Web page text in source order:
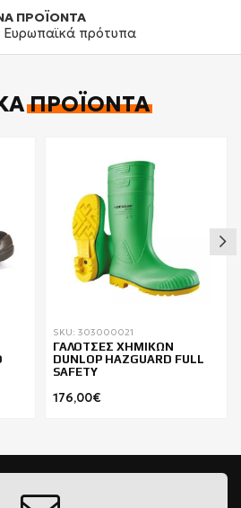
ΠΡΟΪΟΝΤΑ
πρότυπα
ΠΡΟΪΌΝΤΑ
SKU: 303000021
ΓΑΛΟΤΣΕΣ ΧΗΜΙΚΩΝ
DUNLOP HAZGUARD FULL
SAFETY
176,00€